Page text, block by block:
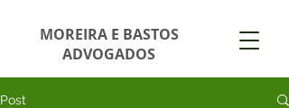
MOREIRA E BASTOS
ADVOGADOS
Post